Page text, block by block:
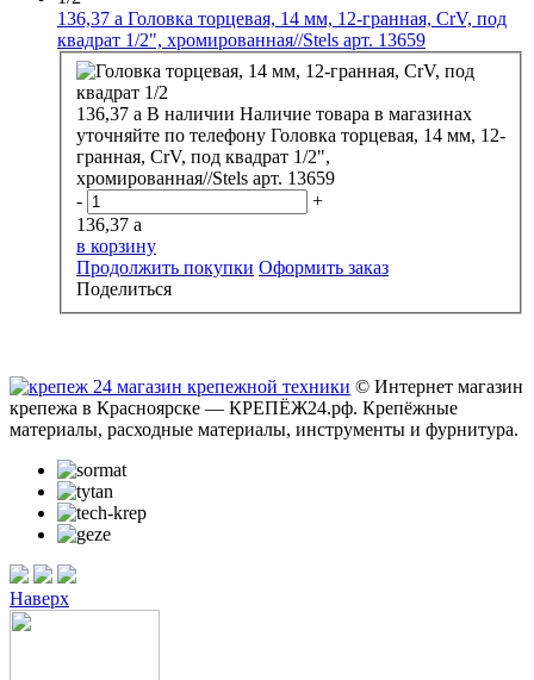
136,37 a Головка торцевая, 14 мм, 12-гранная, CrV, под
квадрат 1/2", хромированная//Stels арт. 13659
136,37 a В наличии Наличие товара в магазинах
уточняйте по телефону Головка торцевая, 14 мм, 12-
гранная, CrV, под квадрат 1/2",
хромированная//Stels арт. 13659
-
+
136,37 a
в корзину
Продолжить покупки Оформить заказ
Поделиться
© Интернет магазин
крепежа в Красноярске — КРЕПЁЖ24.рф. Крепёжные
материалы, расходные материалы, инструменты и фурнитура.
Наверх